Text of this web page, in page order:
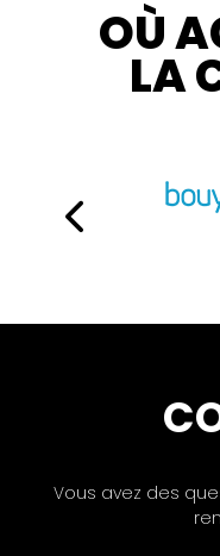
OÙ
LA
Vous avez des